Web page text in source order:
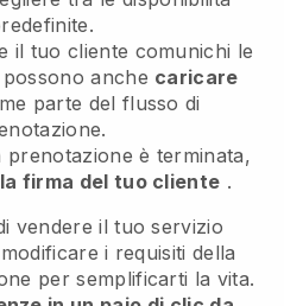
il tuo cliente comunichi le
anche caricare
parte del flusso di
prenotazione è terminata,
firma del tuo cliente .
vendere il tuo servizio
i requisiti della
per semplificarti la vita.